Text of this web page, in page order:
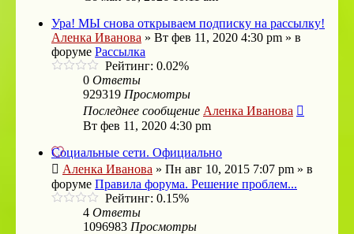
Ура! МЫ снова открываем подписку на рассылку!
Аленка Иванова » Вт фев 11, 2020 4:30 pm » в
форуме Рассылка
Рейтинг: 0.02%
0 Ответы
929319 Просмотры
Последнее сообщение Аленка Иванова
Вт фев 11, 2020 4:30 pm
Социальные сети. Официально
Аленка Иванова » Пн авг 10, 2015 7:07 pm » в
форуме Правила форума. Решение проблем...
Рейтинг: 0.15%
4 Ответы
1096983 Просмотры